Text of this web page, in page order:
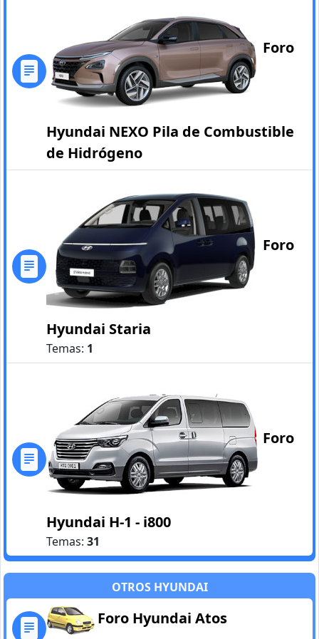
Foro
Hyundai NEXO Pila de Combustible
de Hidrógeno
Foro
Hyundai Staria
Temas: 1
Foro
Hyundai H-1 - i800
Temas: 31
OTROS HYUNDAI
Foro Hyundai Atos